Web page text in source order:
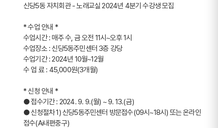
신당5동 자치회관 - 노래교실 2024년 4분기 수강생 모집
* 수업 안내 *
수업시간 : 매주 수, 금 오전 11시~오후 1시
수업장소 : 신당5동주민센터 3층 강당
수업기간 : 2024년 10월~12월
수 업 료 : 45,000원(3개월)
* 신청 안내 *
● 접수기간 : 2024. 9. 9.(월) ~ 9. 13.(금)
● 신청절차 1) 신당5동주민센터 방문접수(09시~18시) 또는 온라인
접수(Ai내편중구)